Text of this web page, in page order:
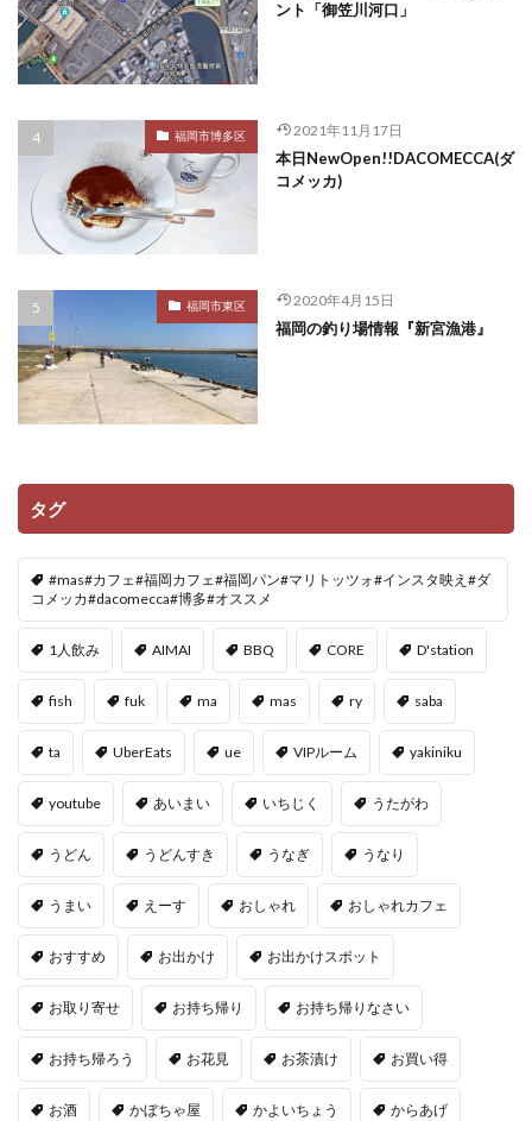
ント「御笠川河口」
福岡市博多区 2021年11月17日
本日NewOpen!!DACOMECCA(ダ
コメッカ)
福岡市東区 2020年4月15日
福岡の釣り場情報『新宮漁港』
タグ
#mas#カフェ#福岡カフェ#福岡パン#マリトッツォ#インスタ映え#ダ
コメッカ#dacomecca#博多#オススメ
1人飲み AIMAI BBQ CORE D'station
fish fuk ma mas ry saba
ta UberEats ue VIPルーム yakiniku
youtube あいまい いちじく うたがわ
うどん うどんすき うなぎ うなり
うまい えーす おしゃれ おしゃれカフェ
おすすめ お出かけ お出かけスポット
お取り寄せ お持ち帰り お持ち帰りなさい
お持ち帰ろう お花見 お茶漬け お買い得
お酒 かぼちゃ屋 かよいちょう からあげ